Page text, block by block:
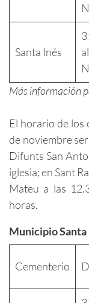
Santa Inés
Más información
El horario de los
de noviembre
Difunts San
iglesia; en Sant
Mateu a las
horas.
Municipio Santa
Cementerio